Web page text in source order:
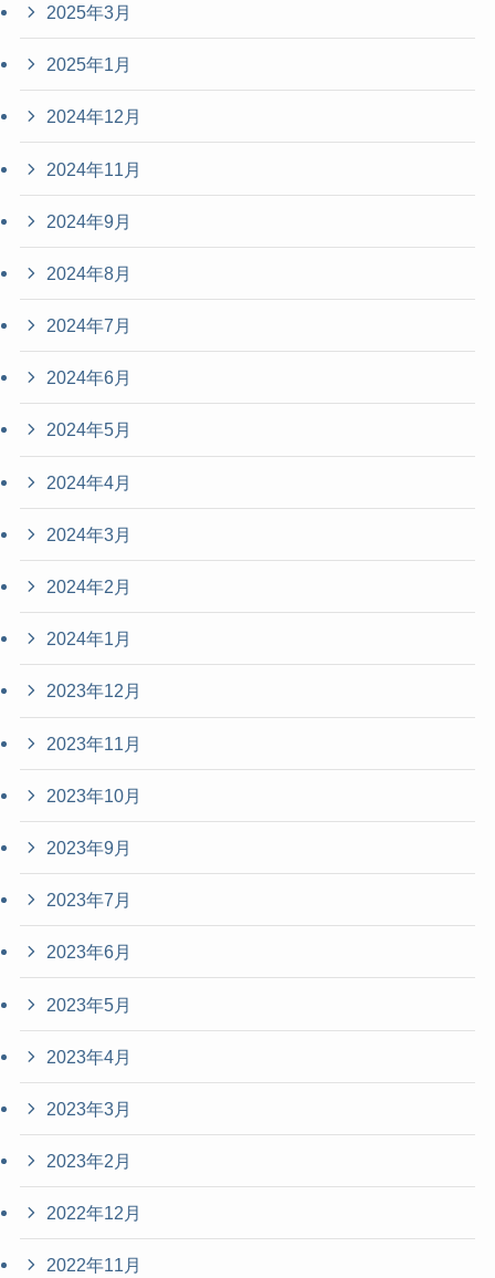
2025年3月
2025年1月
2024年12月
2024年11月
2024年9月
2024年8月
2024年7月
2024年6月
2024年5月
2024年4月
2024年3月
2024年2月
2024年1月
2023年12月
2023年11月
2023年10月
2023年9月
2023年7月
2023年6月
2023年5月
2023年4月
2023年3月
2023年2月
2022年12月
2022年11月